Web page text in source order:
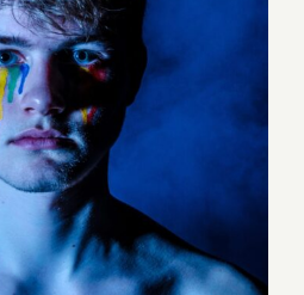
società civile?